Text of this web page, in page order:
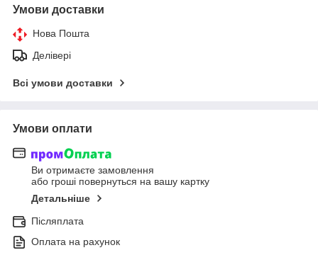
Умови доставки
Нова Пошта
Делівері
Всі умови доставки
Умови оплати
Ви отримаєте замовлення
або гроші повернуться на вашу картку
Детальніше
Післяплата
Оплата на рахунок